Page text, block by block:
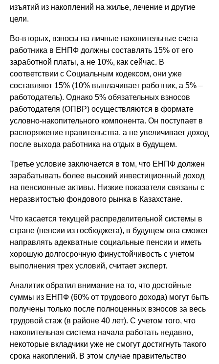
изъятий из накоплений на жилье, лечение и другие
цели.
Во-вторых, взносы на личные накопительные счета
работника в ЕНПФ должны составлять 15% от его
заработной платы, а не 10%, как сейчас. В
соответствии с Социальным кодексом, они уже
составляют 15% (10% выплачивает работник, а 5% –
работодатель). Однако 5% обязательных взносов
работодателя (ОПВР) осуществляются в формате
условно-накопительного компонента. Он поступает в
распоряжение правительства, а не увеличивает доход
после выхода работника на отдых в будущем.
Третье условие заключается в том, что ЕНПФ должен
зарабатывать более высокий инвестиционный доход
на пенсионные активы. Низкие показатели связаны с
неразвитостью фондового рынка в Казахстане.
Что касается текущей распределительной системы в
стране (пенсии из госбюджета), в будущем она сможет
направлять адекватные социальные пенсии и иметь
хорошую долгосрочную финустойчивость с учетом
выполнения трех условий, считает эксперт.
Аналитик обратил внимание на то, что достойные
суммы из ЕНПФ (60% от трудового дохода) могут быть
получены только после полноценных взносов за весь
трудовой стаж (в районе 40 лет). С учетом того, что
накопительная система начала работать недавно,
некоторые вкладчики уже не смогут достигнуть такого
срока накоплений. В этом случае правительство